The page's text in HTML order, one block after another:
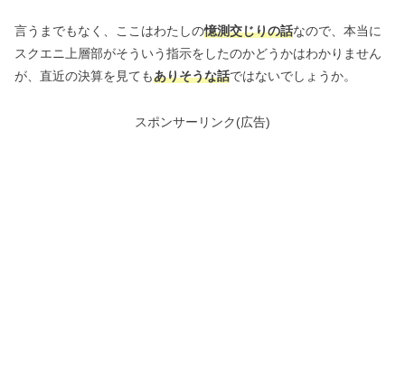
言うまでもなく、ここはわたしの憶測交じりの話なので、本当に
スクエニ上層部がそういう指示をしたのかどうかはわかりません
が、直近の決算を見てもありそうな話ではないでしょうか。
スポンサーリンク(広告)